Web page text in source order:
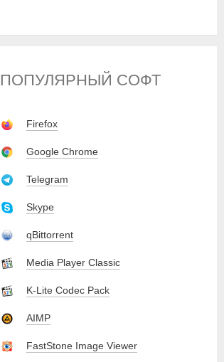
ПОПУЛЯРНЫЙ СОФТ
Firefox
Google Chrome
Telegram
Skype
qBittorrent
Media Player Classic
K-Lite Codec Pack
AIMP
FastStone Image Viewer